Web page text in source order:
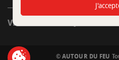
VENIR EN BOUTIQUE
© AUTOUR DU FEU